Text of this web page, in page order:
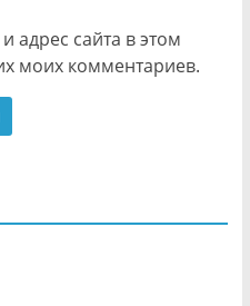
адрес сайта в этом
моих комментариев.